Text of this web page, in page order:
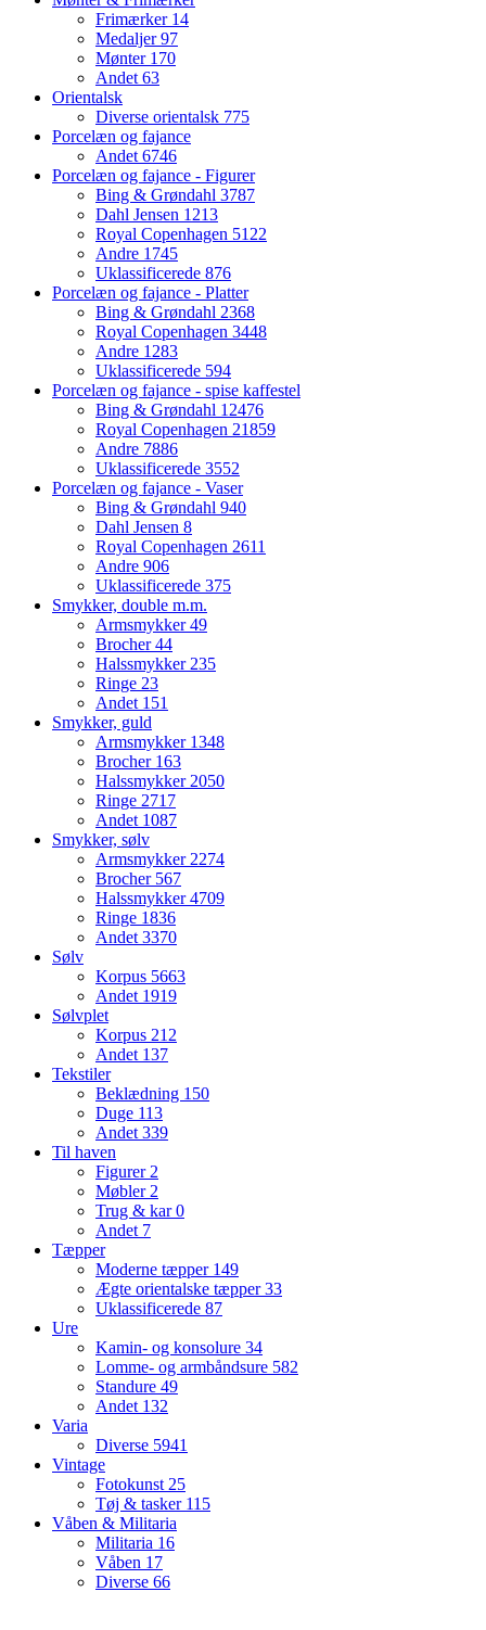
Frimærker 14
Medaljer97
Mønter 170
Andet63
Orientalsk
Diverse orientalsk 775
Porcelæn og fajance
Andet6746
Porcelæn og fajance - Figurer
Bing & Grøndahl 3787
Dahl Jensen 1213
Royal Copenhagen 5122
Andre 1745
Uklassificerede 876
Porcelæn og fajance - Platter
Bing & Grøndahl 2368
Royal Copenhagen 3448
Andre 1283
Uklassificerede 594
Porcelæn og fajance - spise kaffestel
Bing & Grøndahl 12476
Royal Copenhagen 21859
Andre 7886
Uklassificerede 3552
Porcelæn og fajance - Vaser
Bing & Grøndahl 940
Dahl Jensen 8
Royal Copenhagen 2611
Andre 906
Uklassificerede 375
Smykker, double m.m.
Armsmykker49
Brocher44
Halssmykker235
Ringe 23
Andet 151
Smykker, guld
Armsmykker 1348
Brocher 163
Halssmykker2050
Ringe 2717
Andet 1087
Smykker, sølv
Armsmykker2274
Brocher 567
Halssmykker4709
Ringe 1836
Andet3370
Sølv
Korpus 5663
Andet 1919
Sølvplet
Korpus 212
Andet 137
Tekstiler
Beklædning 150
Duge 113
Andet339
Til haven
Figurer2
Møbler2
Trug & kar0
Andet 7
Tæpper
Moderne tæpper 149
Ægte orientalske tæpper33
Uklassificerede 87
Ure
Kamin- og konsolure 34
Lomme- og armbåndsure 582
Standure 49
Andet 132
Varia
Diverse 5941
Vintage
Fotokunst25
Tøj & tasker 115
Våben & Militaria
Militaria 16
Våben 17
Diverse 66